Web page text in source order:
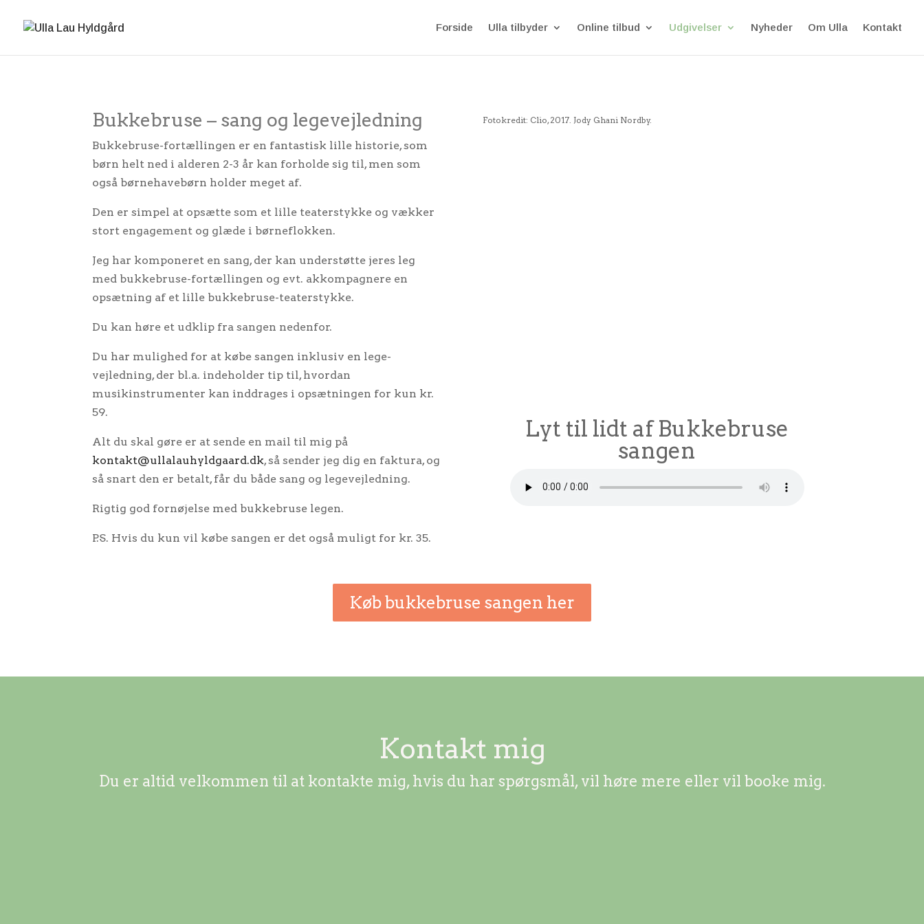
Forside Ulla tilbyder Online tilbud Udgivelser Nyheder Om Ulla Kontakt
Bukkebruse – sang og legevejledning
Bukkebruse-fortællingen er en fantastisk lille historie, som
børn helt ned i alderen 2-3 år kan forholde sig til, men som
også børnehavebørn holder meget af.
Den er simpel at opsætte som et lille teaterstykke og vækker
stort engagement og glæde i børneflokken.
Jeg har komponeret en sang, der kan understøtte jeres leg
med bukkebruse-fortællingen og evt. akkompagnere en
opsætning af et lille bukkebruse-teaterstykke.
Du kan høre et udklip fra sangen nedenfor.
Du har mulighed for at købe sangen inklusiv en lege-
vejledning, der bl.a. indeholder tip til, hvordan
musikinstrumenter kan inddrages i opsætningen for kun kr.
59.
Alt du skal gøre er at sende en mail til mig på
kontakt@ullalauhyldgaard.dk, så sender jeg dig en faktura, og
så snart den er betalt, får du både sang og legevejledning.
Rigtig god fornøjelse med bukkebruse legen.
P.S. Hvis du kun vil købe sangen er det også muligt for kr. 35.
Fotokredit: Clio, 2017. Jody Ghani Nordby.
Lyt til lidt af Bukkebruse
sangen
Køb bukkebruse sangen her
Kontakt mig
Du er altid velkommen til at kontakte mig, hvis du har spørgsmål, vil høre mere eller vil booke mig.